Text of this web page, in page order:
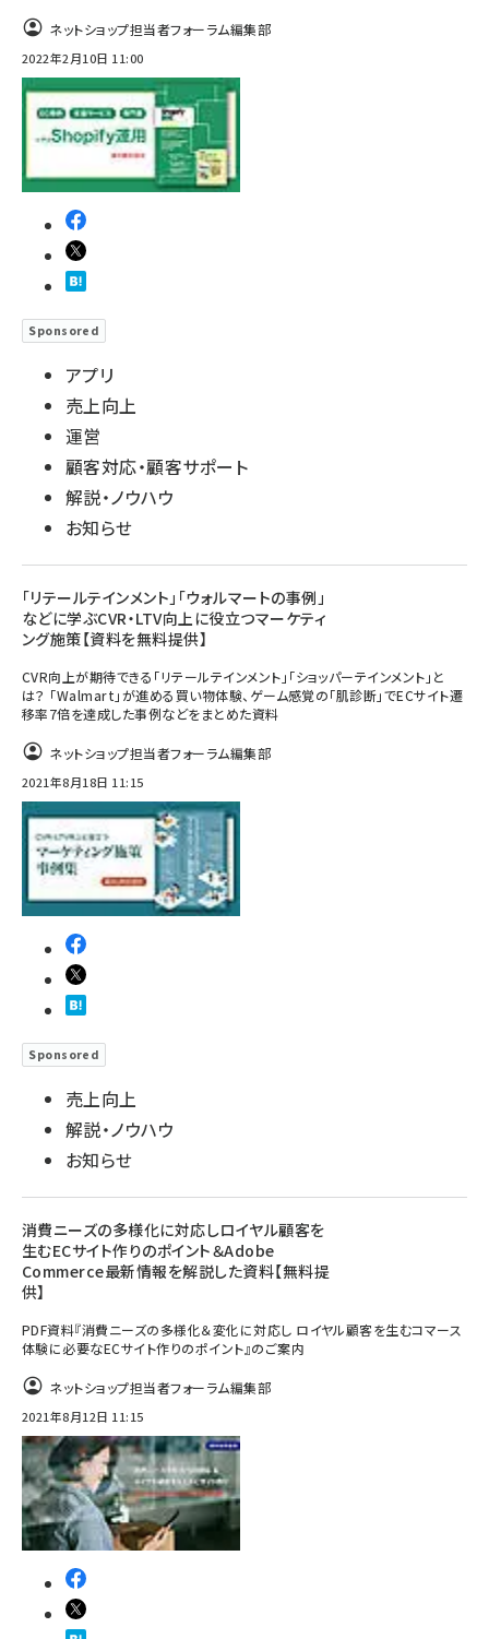
ネットショップ担当者フォーラム編集部
2022年2月10日 11:00
Sponsored
アプリ
売上向上
運営
顧客対応・顧客サポート
解説・ノウハウ
お知らせ
「リテールテインメント」「ウォルマートの事例」
などに学ぶCVR・LTV向上に役立つマーケティ
ング施策【資料を無料提供】
CVR向上が期待できる「リテールテインメント」「ショッパーテインメント」と
は？ 「Walmart」が進める買い物体験、ゲーム感覚の「肌診断」でECサイト遷
移率7倍を達成した事例などをまとめた資料
ネットショップ担当者フォーラム編集部
2021年8月18日 11:15
Sponsored
売上向上
解説・ノウハウ
お知らせ
消費ニーズの多様化に対応しロイヤル顧客を
生むECサイト作りのポイント＆Adobe
Commerce最新情報を解説した資料【無料提
供】
PDF資料『消費ニーズの多様化＆変化に対応し ロイヤル顧客を生むコマース
体験に必要なECサイト作りのポイント』のご案内
ネットショップ担当者フォーラム編集部
2021年8月12日 11:15